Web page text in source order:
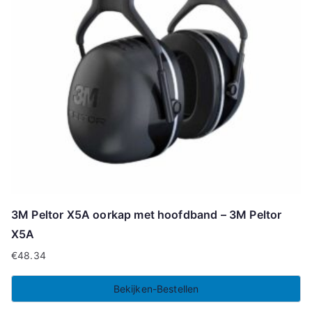
3M Peltor X5A oorkap met hoofdband – 3M Peltor
X5A
€48.34
Bekijken-Bestellen